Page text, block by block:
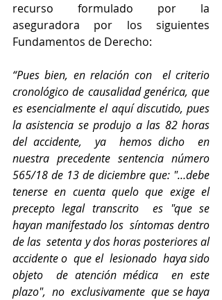
recurso formulado por la
aseguradora por los siguientes
Fundamentos de Derecho:
“Pues bien, en relación con  el criterio
cronológico de causalidad genérica, que
es esencialmente el aquí discutido, pues
la asistencia se produjo a las 82 horas
del accidente,
ya  hemos dicho
en
nuestra precedente sentencia número
565/18 de 13 de diciembre que: "…debe
tenerse en cuenta quelo que exige el
precepto legal transcrito
es "que se
hayan manifestado los síntomas dentro
de las setenta y dos horas posteriores al
accidente o  que el  lesionado  haya sido
objeto  de atención médica  en este
plazo",  no  exclusivamente  que se haya